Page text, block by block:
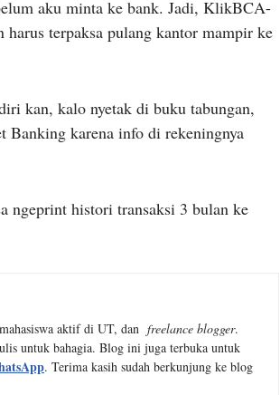
aku minta ke bank. Jadi, KlikBCA-
terpaksa pulang kantor mampir ke
kan, kalo nyetak di buku tabungan,
Banking karena info di rekeningnya
ngeprint histori transaksi 3 bulan ke
aktif di UT, dan freelance blogger.
untuk bahagia. Blog ini juga terbuka untuk
. Terima kasih sudah berkunjung ke blog